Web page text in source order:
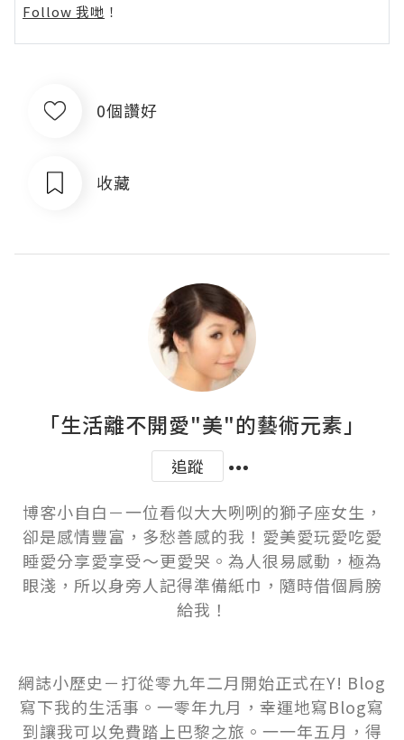
Follow 我哋 ！
0個讚好
收藏
「生活離不開愛"美"的藝術元素」
追蹤
博客小自白－一位看似大大咧咧的獅子座女生，
卻是感情豐富，多愁善感的我！愛美愛玩愛吃愛
睡愛分享愛享受～更愛哭。為人很易感動，極為
眼淺，所以身旁人記得準備紙巾，隨時借個肩膀
給我！
網誌小歷史－打從零九年二月開始正式在Y! Blog
寫下我的生活事。一零年九月，幸運地寫Blog寫
到讓我可以免費踏上巴黎之旅。一一年五月，得